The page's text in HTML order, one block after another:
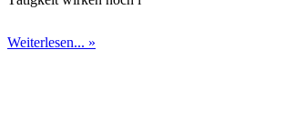
Weiterlesen... »